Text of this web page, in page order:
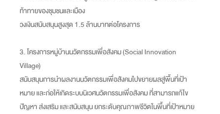
ท้าทายของชุมชนและเมือง
วงเงินสนับสนุนสูงสุด 1.5 ล้านบาทต่อโครงการ
3. โครงการหมู่บ้านนวัตกรรมเพื่อสังคม (Social Innovation
Village)
สนับสนุนการนำผลงานนวัตกรรมเพื่อสังคมไปขยายผลสู่พื้นที่เป้า
หมาย และก่อให้เกิดระบบนิเวศนวัตกรรมเพื่อสังคม ที่สามารถแก้ไข
ปัญหา ส่งเสริม และสนับสนุน ยกระดับคุณภาพชีวิตในพื้นที่เป้าหมาย